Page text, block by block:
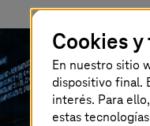
Cookies
En nuestro sitio
dispositivo final.
interés. Para
estas